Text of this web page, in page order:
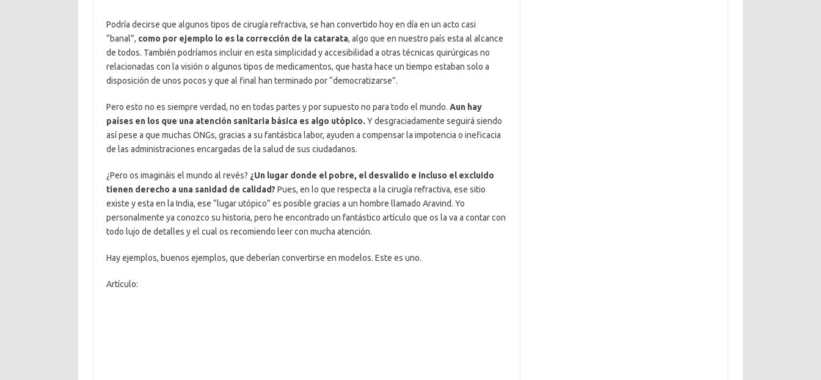
Podría decirse que algunos tipos de cirugía refractiva, se han convertido hoy en día en un acto casi
“banal”, como por ejemplo lo es la corrección de la catarata, algo que en nuestro país esta al alcance
de todos. También podríamos incluir en esta simplicidad y accesibilidad a otras técnicas quirúrgicas no
relacionadas con la visión o algunos tipos de medicamentos, que hasta hace un tiempo estaban solo a
disposición de unos pocos y que al final han terminado por “democratizarse”.
Pero esto no es siempre verdad, no en todas partes y por supuesto no para todo el mundo. Aun hay
países en los que una atención sanitaria básica es algo utópico. Y desgraciadamente seguirá siendo
así pese a que muchas ONGs, gracias a su fantástica labor, ayuden a compensar la impotencia o ineficacia
de las administraciones encargadas de la salud de sus ciudadanos.
¿Pero os imagináis el mundo al revés? ¿Un lugar donde el pobre, el desvalido e incluso el excluido
tienen derecho a una sanidad de calidad? Pues, en lo que respecta a la cirugía refractiva, ese sitio
existe y esta en la India, ese “lugar utópico” es posible gracias a un hombre llamado Aravind. Yo
personalmente ya conozco su historia, pero he encontrado un fantástico artículo que os la va a contar con
todo lujo de detalles y el cual os recomiendo leer con mucha atención.
Hay ejemplos, buenos ejemplos, que deberían convertirse en modelos. Este es uno.
Artículo: